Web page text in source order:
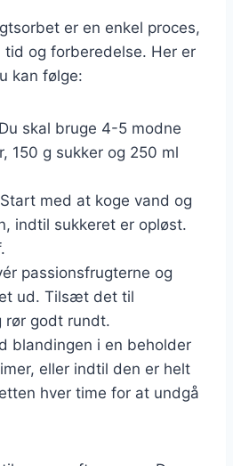
er en enkel proces,
og forberedelse. Her er
kan følge:
skal bruge 4-5 modne
150 g sukker og 250 ml
med at koge vand og
indtil sukkeret er opløst.
passionsfrugterne og
ud. Tilsæt det til
rør godt rundt.
blandingen i en beholder
eller indtil den er helt
hver time for at undgå